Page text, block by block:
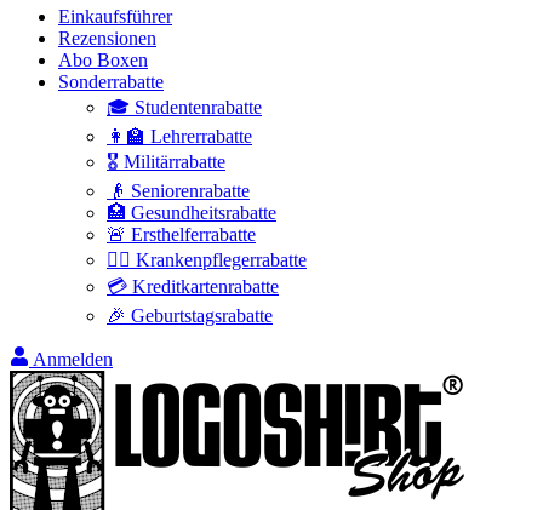
Einkaufsführer
Rezensionen
Abo Boxen
Sonderrabatte
🎓 Studentenrabatte
👩‍🏫 Lehrerrabatte
🎖️ Militärrabatte
👴 Seniorenrabatte
🏥 Gesundheitsrabatte
🚨 Ersthelferrabatte
👩‍⚕️ Krankenpflegerrabatte
💳 Kreditkartenrabatte
🎉 Geburtstagsrabatte
Anmelden